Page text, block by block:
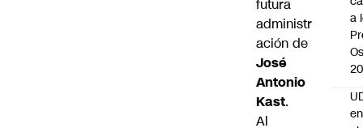
futura
administr
ación de
José
Antonio
Kast.
Al
a